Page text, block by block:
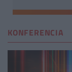
KONFERENCIA